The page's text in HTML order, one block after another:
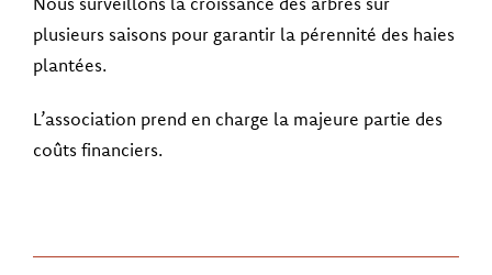
plusieurs saisons pour garantir la pérennité des haies
plantées.
L’association prend en charge la majeure partie des
coûts financiers.